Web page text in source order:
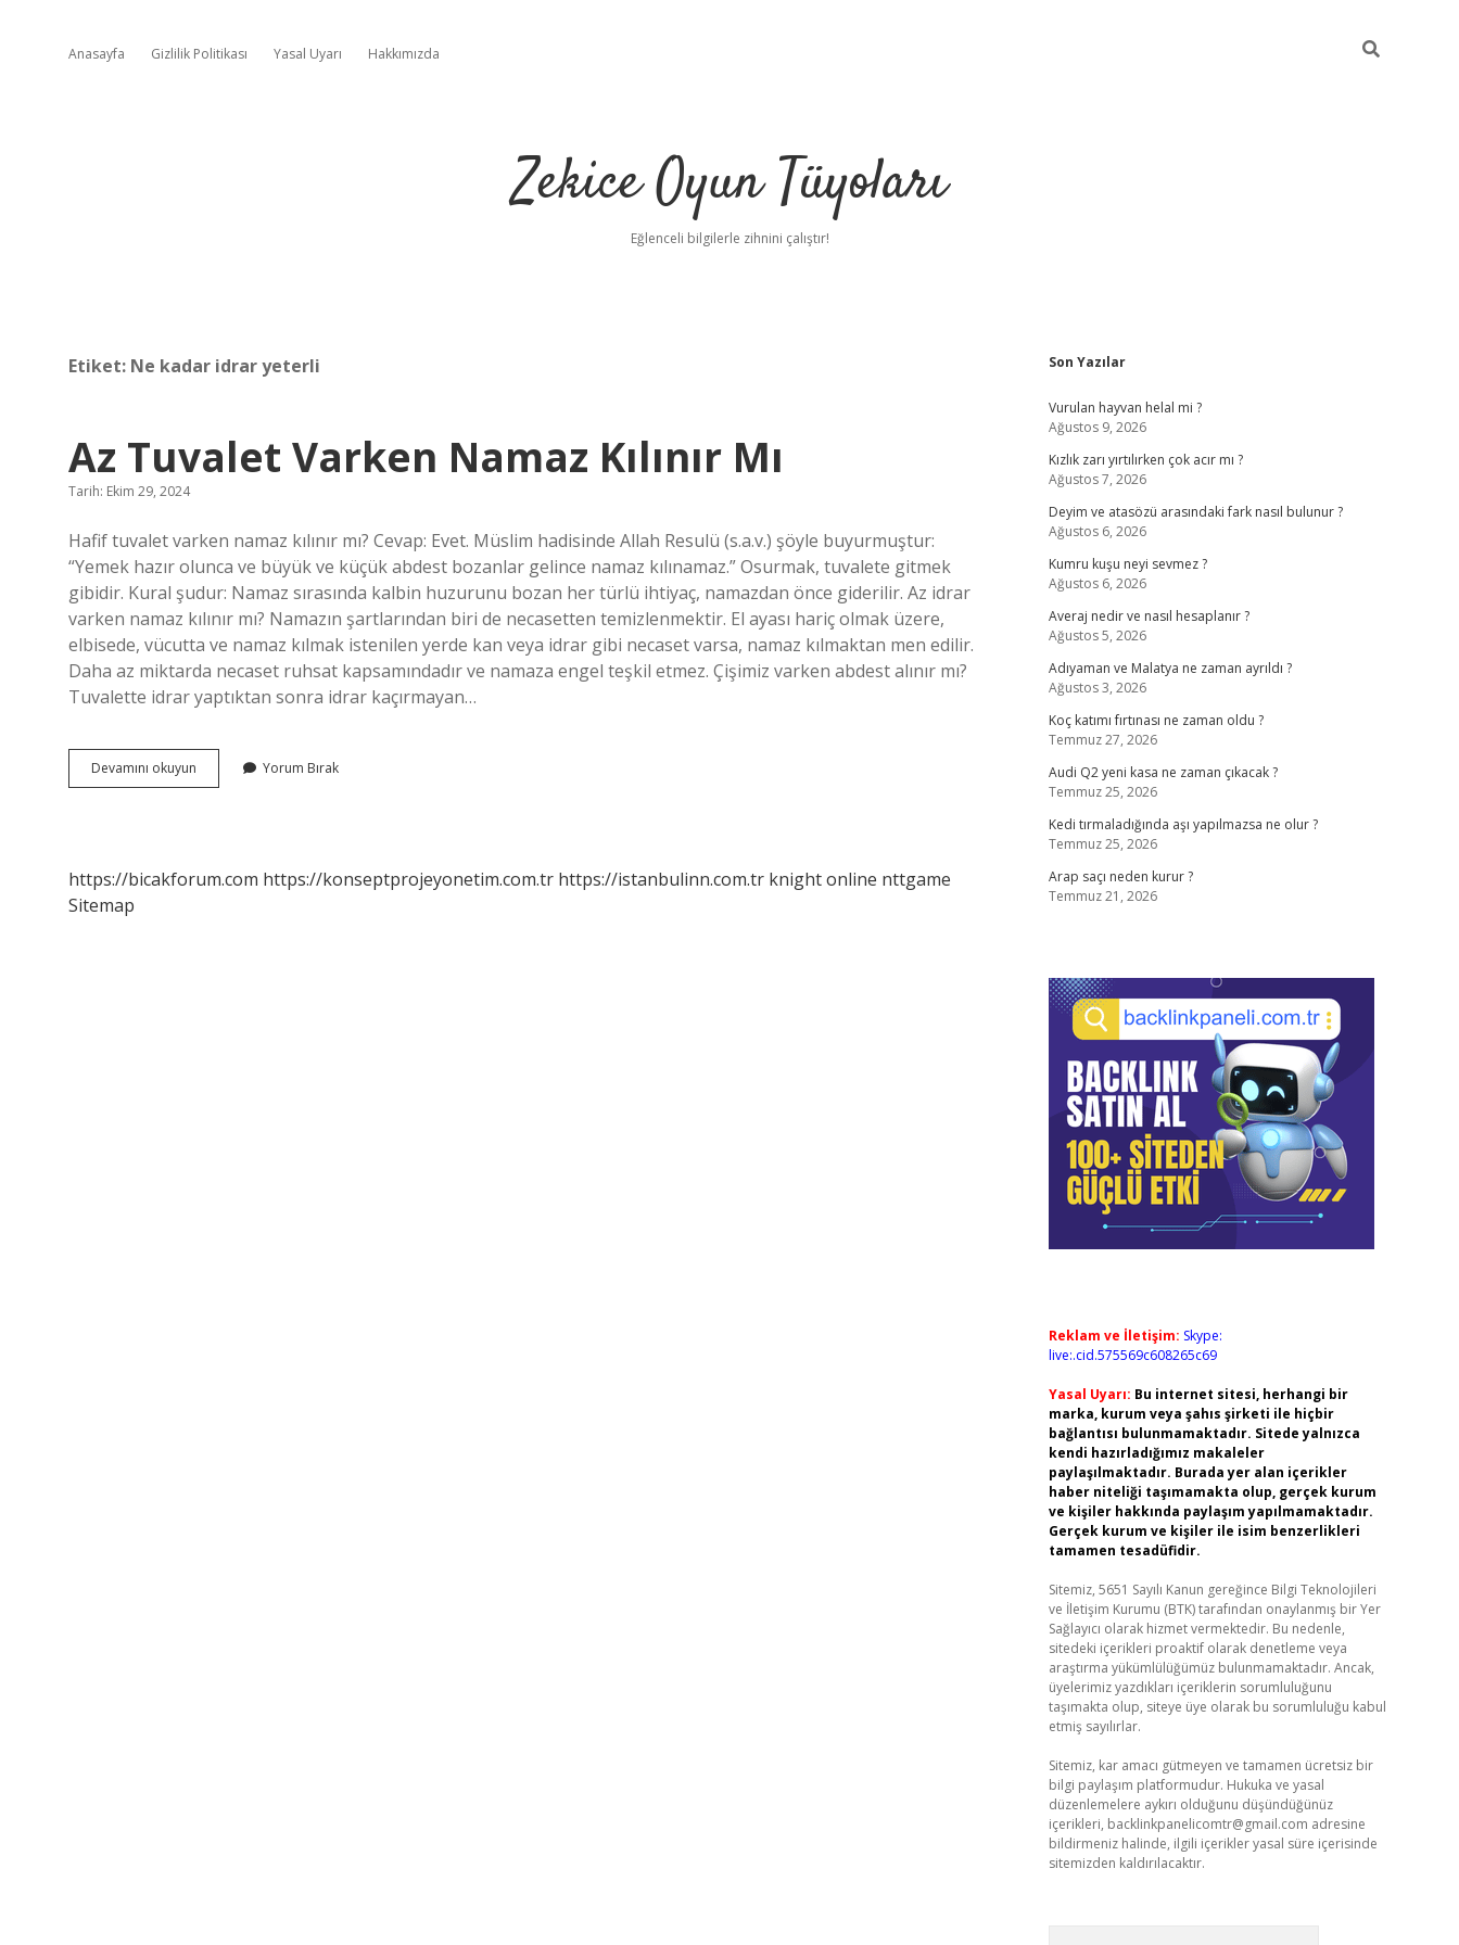
Anasayfa Gizlilik Politikası Yasal Uyarı Hakkımızda
Zekice Oyun Tüyoları
Eğlenceli bilgilerle zihnini çalıştır!
Etiket: Ne kadar idrar yeterli
Az Tuvalet Varken Namaz Kılınır Mı
Tarih: Ekim 29, 2024
Hafif tuvalet varken namaz kılınır mı? Cevap: Evet. Müslim hadisinde Allah Resulü (s.a.v.) şöyle buyurmuştur:
“Yemek hazır olunca ve büyük ve küçük abdest bozanlar gelince namaz kılınamaz.” Osurmak, tuvalete gitmek
gibidir. Kural şudur: Namaz sırasında kalbin huzurunu bozan her türlü ihtiyaç, namazdan önce giderilir. Az idrar
varken namaz kılınır mı? Namazın şartlarından biri de necasetten temizlenmektir. El ayası hariç olmak üzere,
elbisede, vücutta ve namaz kılmak istenilen yerde kan veya idrar gibi necaset varsa, namaz kılmaktan men edilir.
Daha az miktarda necaset ruhsat kapsamındadır ve namaza engel teşkil etmez. Çişimiz varken abdest alınır mı?
Tuvalette idrar yaptıktan sonra idrar kaçırmayan…
Devamını okuyun
Tuvalet
Yorum Bırak
https://bicakforum.com https://konseptprojeyonetim.com.tr https://istanbulinn.com.tr knight online nttgame
Sitemap
Sidebar
Son Yazılar
Vurulan hayvan helal mi ?
Ağustos 9, 2026
Kızlık zarı yırtılırken çok acır mı ?
Ağustos 7, 2026
Deyim ve atasözü arasındaki fark nasıl bulunur ?
Ağustos 6, 2026
Kumru kuşu neyi sevmez ?
Ağustos 6, 2026
Averaj nedir ve nasıl hesaplanır ?
Ağustos 5, 2026
Adıyaman ve Malatya ne zaman ayrıldı ?
Ağustos 3, 2026
Koç katımı fırtınası ne zaman oldu ?
Temmuz 27, 2026
Audi Q2 yeni kasa ne zaman çıkacak ?
Temmuz 25, 2026
Kedi tırmaladığında aşı yapılmazsa ne olur ?
Temmuz 25, 2026
Arap saçı neden kurur ?
Temmuz 21, 2026
Reklam ve İletişim: Skype:
live:.cid.575569c608265c69
Yasal Uyarı: Bu internet sitesi, herhangi bir
marka, kurum veya şahıs şirketi ile hiçbir
bağlantısı bulunmamaktadır. Sitede yalnızca
kendi hazırladığımız makaleler
paylaşılmaktadır. Burada yer alan içerikler
haber niteliği taşımamakta olup, gerçek kurum
ve kişiler hakkında paylaşım yapılmamaktadır.
Gerçek kurum ve kişiler ile isim benzerlikleri
tamamen tesadüfidir.
Sitemiz, 5651 Sayılı Kanun gereğince Bilgi Teknolojileri
ve İletişim Kurumu (BTK) tarafından onaylanmış bir Yer
Sağlayıcı olarak hizmet vermektedir. Bu nedenle,
sitedeki içerikleri proaktif olarak denetleme veya
araştırma yükümlülüğümüz bulunmamaktadır. Ancak,
üyelerimiz yazdıkları içeriklerin sorumluluğunu
taşımakta olup, siteye üye olarak bu sorumluluğu kabul
etmiş sayılırlar.
Sitemiz, kar amacı gütmeyen ve tamamen ücretsiz bir
bilgi paylaşım platformudur. Hukuka ve yasal
düzenlemelere aykırı olduğunu düşündüğünüz
içerikleri, backlinkpanelicomtr@gmail.com adresine
bildirmeniz halinde, ilgili içerikler yasal süre içerisinde
sitemizden kaldırılacaktır.
vdcasino sitesi